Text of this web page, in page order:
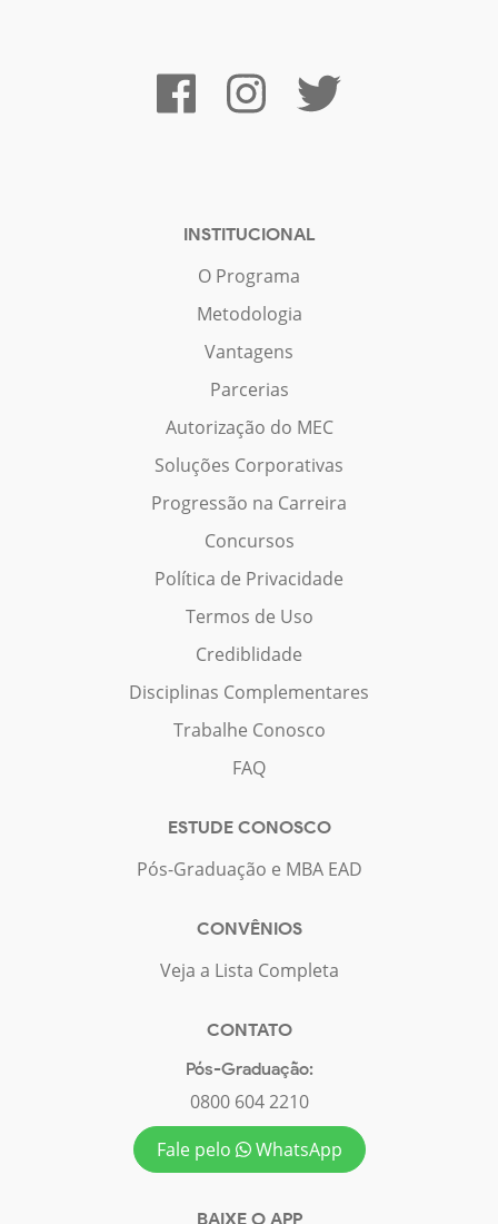
INSTITUCIONAL
O Programa
Metodologia
Vantagens
Parcerias
Autorização do MEC
Soluções Corporativas
Progressão na Carreira
Concursos
Política de Privacidade
Termos de Uso
Crediblidade
Disciplinas Complementares
Trabalhe Conosco
FAQ
ESTUDE CONOSCO
Pós-Graduação e MBA EAD
CONVÊNIOS
Veja a Lista Completa
CONTATO
Pós-Graduação:
0800 604 2210
Fale pelo
WhatsApp
BAIXE O APP